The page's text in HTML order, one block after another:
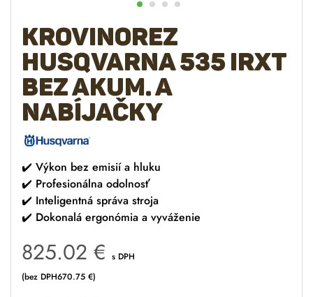
Krovinorez
Husqvarna 535 iRXT
bez akum. a
nabíjačky
✔️ Výkon bez emisií a hluku
✔️ Profesionálna odolnosť
✔️ Inteligentná správa stroja
✔️ Dokonalá ergonómia a vyváženie
825.02 € s DPH
(bez DPH670.75 €)